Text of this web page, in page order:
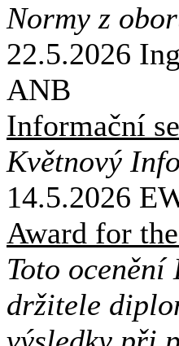
Normy z
22.5.2026
ANB
Informační
Květnový
14.5.2026
Award for
Toto ocenění
držitele